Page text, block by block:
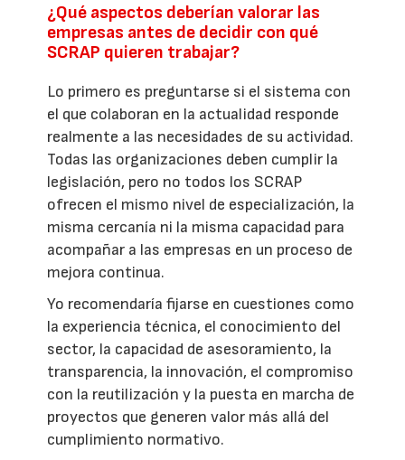
¿Qué aspectos deberían valorar las
empresas antes de decidir con qué
SCRAP quieren trabajar?
Lo primero es preguntarse si el sistema con
el que colaboran en la actualidad responde
realmente a las necesidades de su actividad.
Todas las organizaciones deben cumplir la
legislación, pero no todos los SCRAP
ofrecen el mismo nivel de especialización, la
misma cercanía ni la misma capacidad para
acompañar a las empresas en un proceso de
mejora continua.
Yo recomendaría fijarse en cuestiones como
la experiencia técnica, el conocimiento del
sector, la capacidad de asesoramiento, la
transparencia, la innovación, el compromiso
con la reutilización y la puesta en marcha de
proyectos que generen valor más allá del
cumplimiento normativo.